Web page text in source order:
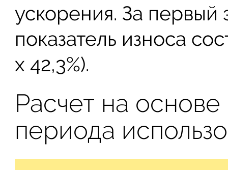
ускорения. За первый
показатель износа
х 42,3%).
Расчет на основе
периода